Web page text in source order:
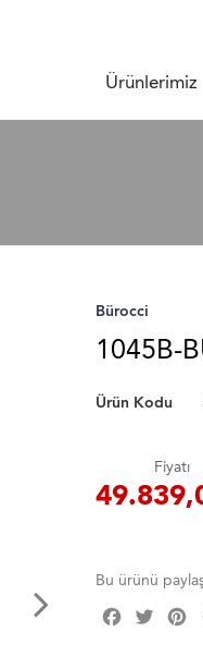
Ürünlerimiz
Bürocci
1045B-
Ürün Kodu
Fiyatı
Bu ürünü
FacebookTwitter